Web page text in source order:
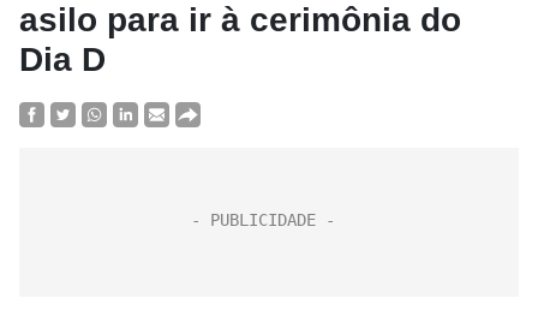
asilo para ir à cerimônia do
Dia D